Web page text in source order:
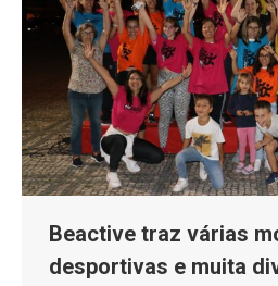
Beactive traz várias
desportivas e muita